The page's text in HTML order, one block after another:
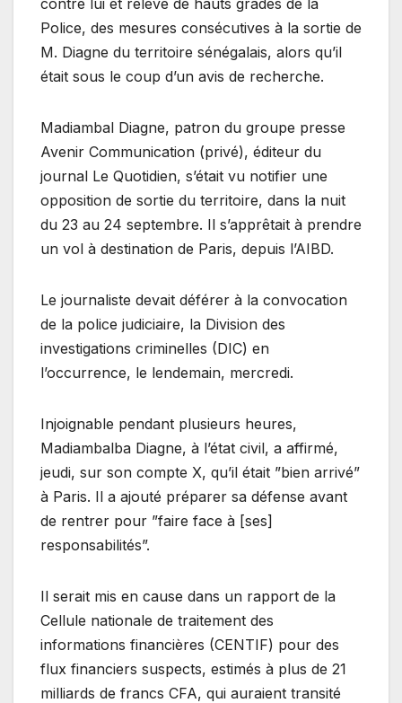
Police, des mesures consécutives à la sortie de
M. Diagne du territoire sénégalais, alors qu’il
était sous le coup d’un avis de recherche.
Madiambal Diagne, patron du groupe presse
Avenir Communication (privé), éditeur du
journal Le Quotidien, s’était vu notifier une
opposition de sortie du territoire, dans la nuit
du 23 au 24 septembre. Il s’apprêtait à prendre
un vol à destination de Paris, depuis l’AIBD.
Le journaliste devait déférer à la convocation
de la police judiciaire, la Division des
investigations criminelles (DIC) en
l’occurrence, le lendemain, mercredi.
Injoignable pendant plusieurs heures,
Madiambalba Diagne, à l’état civil, a affirmé,
jeudi, sur son compte X, qu’il était ”bien arrivé”
à Paris. Il a ajouté préparer sa défense avant
de rentrer pour ”faire face à [ses]
responsabilités”.
Il serait mis en cause dans un rapport de la
Cellule nationale de traitement des
informations financières (CENTIF) pour des
flux financiers suspects, estimés à plus de 21
milliards de francs CFA, qui auraient transité